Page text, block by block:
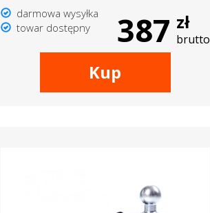
darmowa wysyłka
towar dostępny
387 zł
brutto
Kup